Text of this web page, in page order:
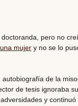
pero no
mujer y no se lo
de la
de tesis ignoraba
y